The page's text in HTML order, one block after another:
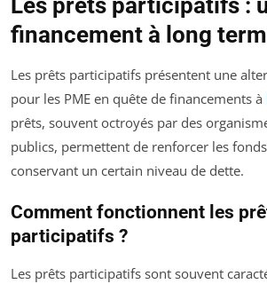
Les prêts participatifs :
financement à long
Les prêts participatifs présentent une
pour les PME en quête de financements à
prêts, souvent octroyés par des
publics, permettent de renforcer les
conservant un certain niveau de dette.
Comment fonctionnent les
participatifs ?
Les prêts participatifs sont souvent